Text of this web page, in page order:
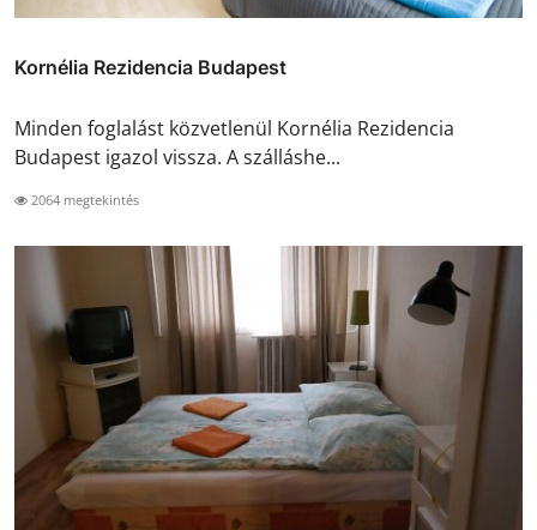
Kornélia Rezidencia Budapest
Minden foglalást közvetlenül Kornélia Rezidencia
Budapest igazol vissza. A szálláshe...
2064 megtekintés